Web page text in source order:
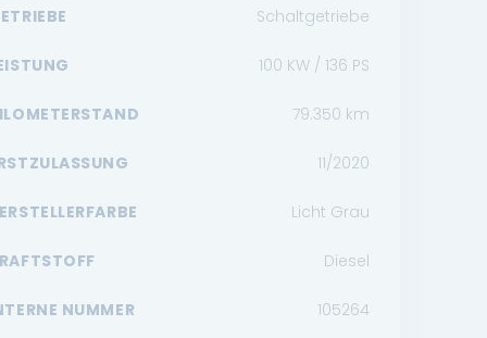
Schaltgetriebe
100 KW / 136 PS
79.350 km
11/2020
Licht Grau
Diesel
NUMMER 105264